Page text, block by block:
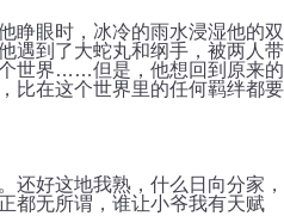
睁眼时，冰冷的雨水浸湿他的双
遇到了大蛇丸和纲手，被两人带
世界……但是，他想回到原来的
在这个世界里的任何羁绊都要
还好这地我熟，什么日向分家，
都无所谓，谁让小爷我有天赋